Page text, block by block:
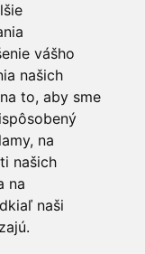
vášho
našich
to, aby sme
na
našich
na
naši